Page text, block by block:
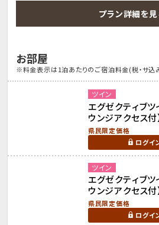
プラン詳細を
お部屋
※料金表示は1泊あたりのご宿泊料金(税・サ込
ツイン
エグゼクティブツ
ウンジアクセス付
県民限定価格
ログイ
ツイン
エグゼクティブツ
ウンジアクセス付
県民限定価格
ログイ